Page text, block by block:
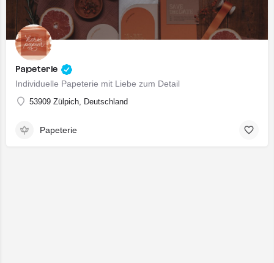
Papeterie
Individuelle Papeterie mit Liebe zum Detail
53909 Zülpich, Deutschland
Papeterie